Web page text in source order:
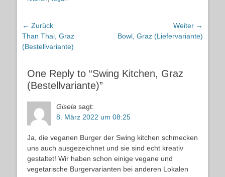
Beitragsnavigation
← Zurück
Vorheriger
Beitrag:
Than Thai, Graz
(Bestellvariante)
Weiter →
Nächster
Bowl, Graz (Liefervariante)
One Reply to “Swing Kitchen, Graz
(Bestellvariante)”
Gisela sagt:
8. März 2022 um 08:25
Ja, die veganen Burger der Swing kitchen schmecken
uns auch ausgezeichnet und sie sind echt kreativ
gestaltet! Wir haben schon einige vegane und
vegetarische Burgervarianten bei anderen Lokalen